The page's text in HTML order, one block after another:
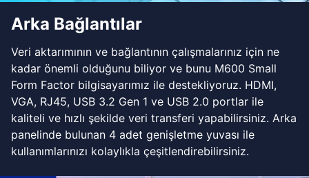
Arka Bağlantılar
Veri aktarımının ve bağlantının çalışmalarınız için ne
kadar önemli olduğunu biliyor ve bunu M600 Small
Form Factor bilgisayarımız ile destekliyoruz. HDMI,
VGA, RJ45, USB 3.2 Gen 1 ve USB 2.0 portlar ile
kaliteli ve hızlı şekilde veri transferi yapabilirsiniz. Arka
panelinde bulunan 4 adet genişletme yuvası ile
kullanımlarınızı kolaylıkla çeşitlendirebilirsiniz.